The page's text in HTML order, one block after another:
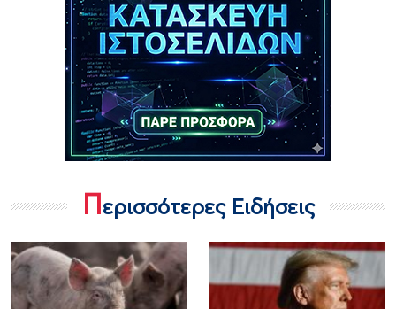
Περισσότερες Ειδήσεις